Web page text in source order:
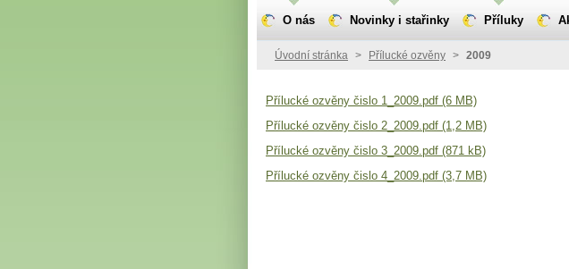
Úvodní stránka > Přílucké ozvěny > 2009
Přílucké ozvěny čislo 1_2009.pdf (6 MB)
Přílucké ozvěny čislo 2_2009.pdf (1,2 MB)
Přílucké ozvěny čislo 3_2009.pdf (871 kB)
Přílucké ozvěny čislo 4_2009.pdf (3,7 MB)
O nás Novinky i stařinky Příluky